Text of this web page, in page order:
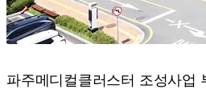
파주메디컬클러스터 조성사업